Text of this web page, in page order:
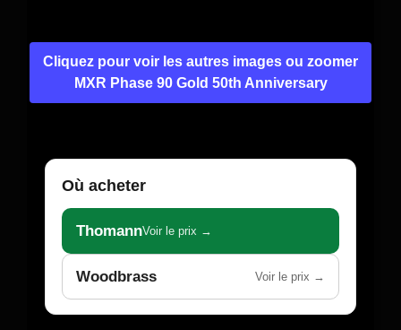
Cliquez pour voir les autres images ou zoomer
MXR Phase 90 Gold 50th Anniversary
Où acheter
ThomannVoir le prix →
Woodbrass Voir le prix →